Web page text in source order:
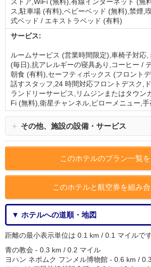
ス,駐車場 (有料),ベビーベッド (無料),禁煙,
式ベッド / エキストラベッド (有料)
サービス:
ルームサービス (営業時間限定),車椅子対応
(毎日),抗アレルギーの寝具あり,コーヒー /
朝食 (有料),セーフティボックス (フロント
話すスタッフ,24 時間対応フロントデスク,
ランドリーサービス,リムジンまたはタウン
Fi (無料),衛星チャンネル,ピローメニュー,
＋ その他、施設の設備・サービス
このホテルのプラン一覧
このホテルと航空券を組み
▼ ホテルへの道順・地図
距離の最小表示単位は 0.1 km / 0.1 マイルです
青の教会 - 0.3 km / 0.2 マイル
ヨハン ネポムク フンメル博物館 - 0.6 km /